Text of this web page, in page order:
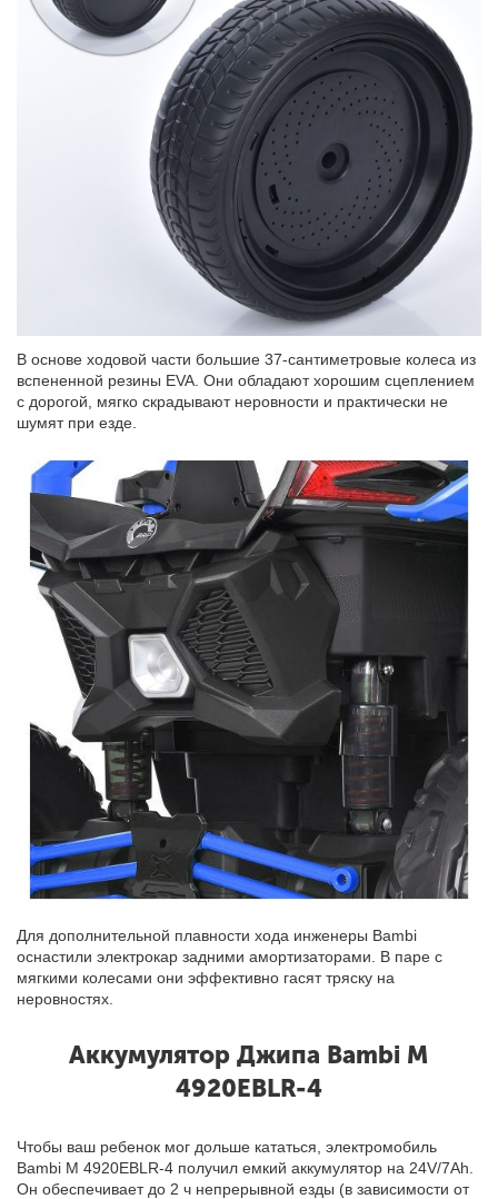
В основе ходовой части большие 37-сантиметровые колеса из
вспененной резины EVA. Они обладают хорошим сцеплением
с дорогой, мягко скрадывают неровности и практически не
шумят при езде.
Для дополнительной плавности хода инженеры Bambi
оснастили электрокар задними амортизаторами. В паре с
мягкими колесами они эффективно гасят тряску на
неровностях.
Аккумулятор Джипа Bambi M
4920EBLR-4
Чтобы ваш ребенок мог дольше кататься, электромобиль
Bambi M 4920EBLR-4 получил емкий аккумулятор на 24V/7Ah.
Он обеспечивает до 2 ч непрерывной езды (в зависимости от